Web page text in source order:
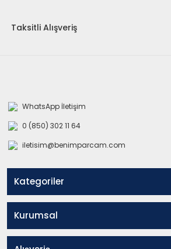
Taksitli Alışveriş
WhatsApp İletişim
0 (850) 302 11 64
iletisim@benimparcam.com
Kategoriler
Kurumsal